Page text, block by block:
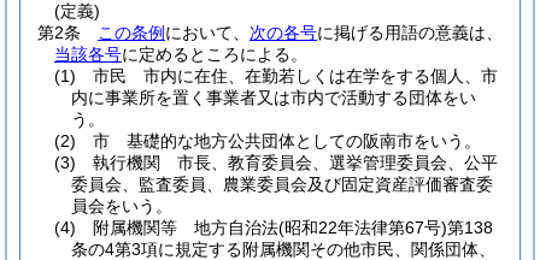
(定義)
第2条
この条例 において、 次の各号に掲げる用語の意義は、
当該各号に定めるところによる。
(1)
市民 市内に在住、在勤若しくは在学をする個人、市
内に事業所を置く事業者又は市内で活動する団体をい
う。
(2)
市 基礎的な地方公共団体としての阪南市をいう。
(3)
執行機関 市長、教育委員会、選挙管理委員会、公平
委員会、監査委員、農業委員会及び固定資産評価審査委
員会をいう。
(4)
附属機関等 地方自治法(昭和22年法律第67号)第138
条の4第3項に規定する附属機関その他市民、関係団体、